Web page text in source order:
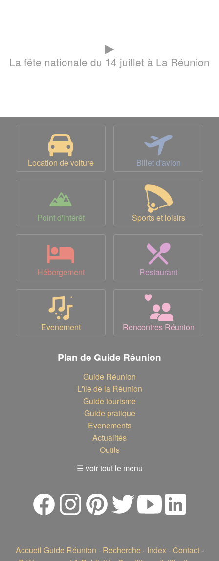
►
La fête nationale du 14 juillet à La Réunion
Location de voiture Billet d'avion
Point d'intérêt Sports et loisirs
Hébergement Restaurant
Evenement Rencontres Réunion
Plan de Guide Réunion
Guide Réunion
L'île de la Réunion
Guide tourisme
Guide pratique
Evenements
Actualités
Outils
☰ voir tout le menu
Accueil Guide Réunion - Recherche - Index- Contact-